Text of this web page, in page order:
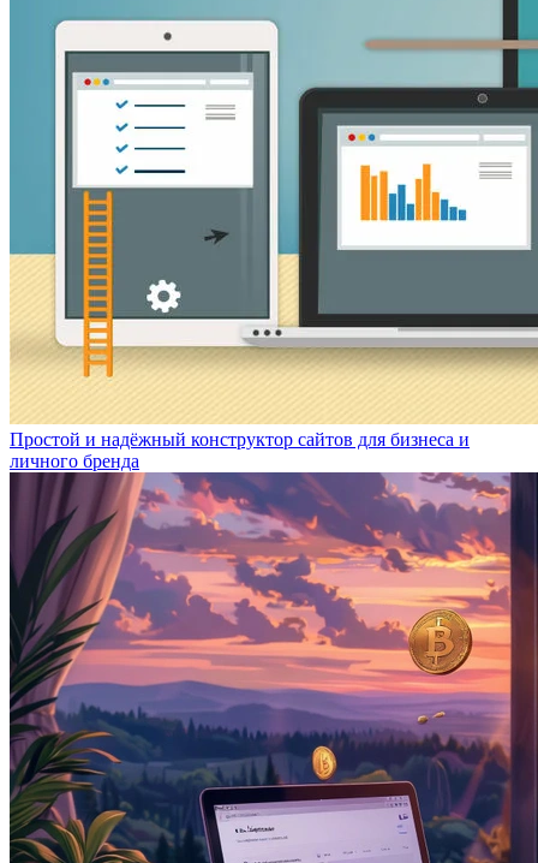
Простой и надёжный конструктор сайтов для бизнеса и
личного бренда